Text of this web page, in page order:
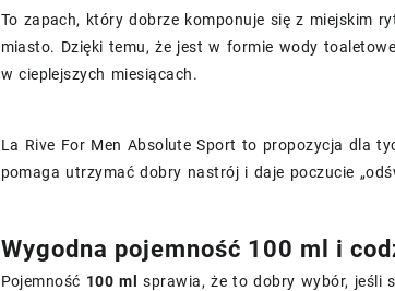
To zapach, który dobrze komponuje się z miejskim
miasto. Dzięki temu, że jest w formie wody
w cieplejszych miesiącach.
La Rive For Men Absolute Sport to propozycja dla
pomaga utrzymać dobry nastrój i daje poczucie
Wygodna pojemność 100 ml i
Pojemność 100 ml
sprawia, że to dobry wybór, jeśli